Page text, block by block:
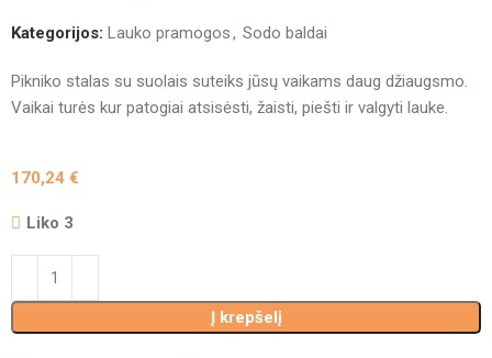
Kategorijos: Lauko pramogos, Sodo baldai
Pikniko stalas su suolais suteiks jūsų vaikams daug džiaugsmo.
Vaikai turės kur patogiai atsisėsti, žaisti, piešti ir valgyti lauke.
170,24€
Liko 3
Į krepšelį